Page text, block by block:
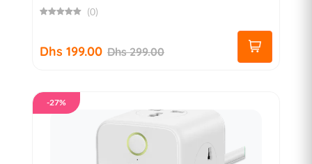
(0)
Dhs 199.00 Dhs 299.00
-27%